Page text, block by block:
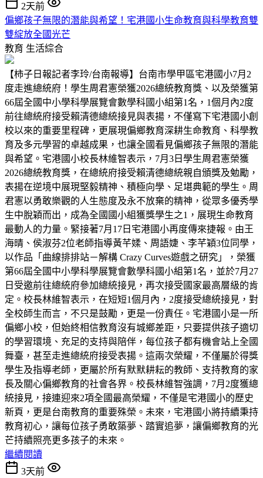
2天前
偏鄉孩子無限的潛能與希望！宅港國小生命教育與科學教育雙
雙綻放全國光芒
教育 生活綜合
【柿子日報記者李玲/台南報導】台南市學甲區宅港國小7月2
度走進總統府！學生周君憲榮獲2026總統教育獎、以及榮獲第
66屆全國中小學科學展覽會數學科國小組第1名，1個月內2度
前往總統府接受賴清德總統接見與表揚，不僅寫下宅港國小創
校以來的重要里程碑，更展現偏鄉教育深耕生命教育、科學教
育及多元學習的卓越成果，也讓全國看見偏鄉孩子無限的潛能
與希望。宅港國小校長林維智表示，7月3日學生周君憲榮獲
2026總統教育獎，在總統府接受賴清德總統親自頒獎及勉勵，
表揚在逆境中展現堅毅精神、積極向學、足堪典範的學生。周
君憲以勇敢樂觀的人生態度及永不放棄的精神，從眾多優秀學
生中脫穎而出，成為全國國小組獲獎學生之1，展現生命教育
最動人的力量。緊接著7月17日宅港國小再度傳來捷報。由王
海晴、侯淑芬2位老師指導黃芊媃、周語婕、李芊穎3位同學，
以作品「曲線排排站－解構 Crazy Curves遊戲之研究」，榮獲
第66屆全國中小學科學展覽會數學科國小組第1名，並於7月27
日受邀前往總統府參加總統接見，再次接受國家最高層級的肯
定。校長林維智表示，在短短1個月內，2度接受總統接見，對
全校師生而言，不只是鼓勵，更是一份責任。宅港國小是一所
偏鄉小校，但始終相信教育沒有城鄉差距，只要提供孩子適切
的學習環境、充足的支持與陪伴，每位孩子都有機會站上全國
舞臺，甚至走進總統府接受表揚。這兩次榮耀，不僅屬於得獎
學生及指導老師，更屬於所有默默耕耘的教師、支持教育的家
長及關心偏鄉教育的社會各界。校長林維智強調，7月2度獲總
統接見，接連迎來2項全國最高榮耀，不僅是宅港國小的歷史
新頁，更是台南教育的重要殊榮。未來，宅港國小將持續秉持
教育初心，讓每位孩子勇敢築夢、踏實追夢，讓偏鄉教育的光
芒持續照亮更多孩子的未來。
繼續閱讀
3天前